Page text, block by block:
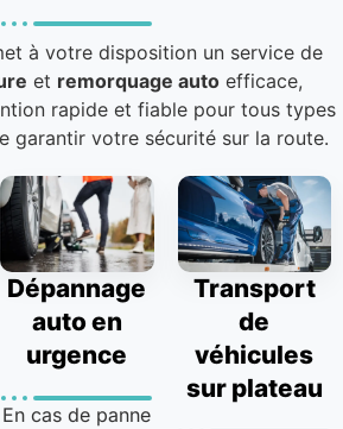
à votre disposition un service de
et remorquage auto efficace,
rapide et fiable pour tous types
garantir votre sécurité sur la route.
Dépannage
auto en
urgence
En cas de panne
Transport
de
véhicules
sur plateau